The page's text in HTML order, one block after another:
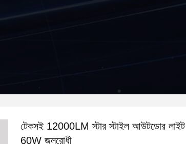
টেকসই 12000LM স্টার স্টাইল আউটডোর
60W জলরোধী